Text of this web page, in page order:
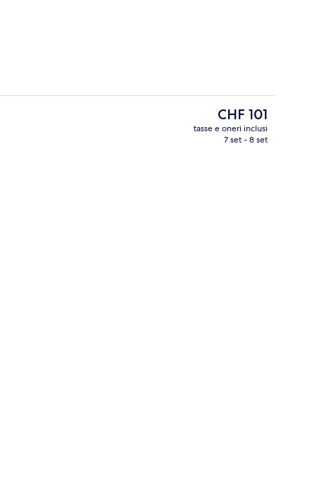
Il
prezzo
attuale
CHF 101
tasse e oneri inclusi
7 set - 8 set